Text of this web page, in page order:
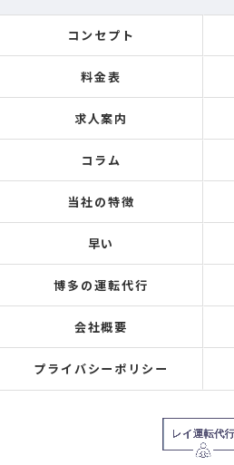
コンセプト
料金表
求人案内
コラム
当社の特徴
早い
博多の運転代行
会社概要
プライバシーポリシー